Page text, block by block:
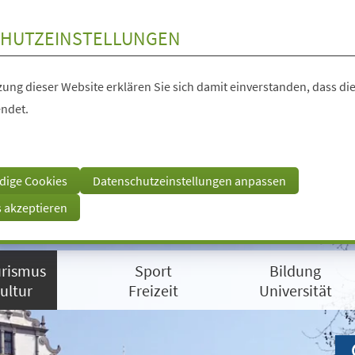
dieser Website erklären Sie sich damit einverstanden, dass
Cookies
Datenschutzeinstellungen anpassen
akzeptieren
Sport
Freizeit
Bildung
Universität